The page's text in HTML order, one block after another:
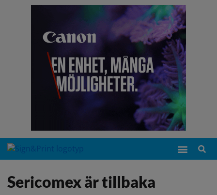
Sericomex är tillbaka